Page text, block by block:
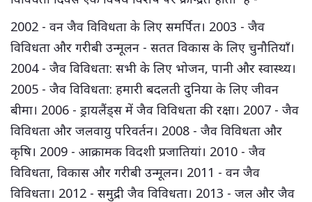
2002 - वन जैव विविधता के लिए समर्पित। 2003 - जैव
विविधता और गरीबी उन्मूलन - सतत विकास के लिए चुनौतियाँ।
2004 - जैव विविधता: सभी के लिए भोजन, पानी और स्वास्थ्य।
2005 - जैव विविधता: हमारी बदलती दुनिया के लिए जीवन
बीमा। 2006 - ड्रायलैंड्स में जैव विविधता की रक्षा। 2007 - जैव
विविधता और जलवायु परिवर्तन। 2008 - जैव विविधता और
कृषि। 2009 - आक्रामक विदशी प्रजातियां। 2010 - जैव
विविधता, विकास और गरीबी उन्मूलन। 2011 - वन जैव
विविधता। 2012 - समुद्री जैव विविधता। 2013 - जल और जैव